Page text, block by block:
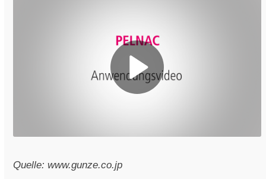
Quelle: www.gunze.co.jp